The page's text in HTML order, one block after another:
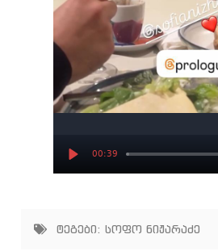
Play
00:39
ტეგები: სოფო ნიჟარაძე